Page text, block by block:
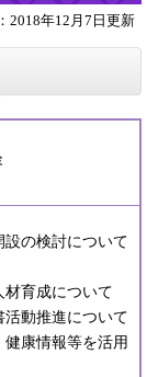
2018年12月7日更新
の検討について
材育成について
動推進について
康情報等を活用